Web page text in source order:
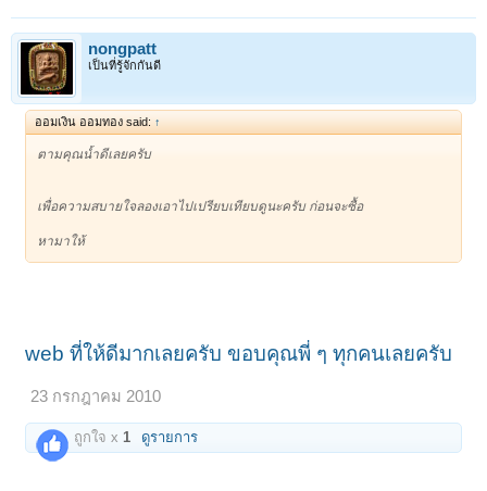
nongpatt
เป็นที่รู้จักกันดี
ออมเงิน ออมทอง said: ↑
ตามคุณน้ำดีเลยครับ
เพื่อความสบายใจลองเอาไปเปรียบเทียบดูนะครับ ก่อนจะซื้อ
หามาให้
web ที่ให้ดีมากเลยครับ ขอบคุณพี่ ๆ ทุกคนเลยครับ
23 กรกฎาคม 2010
ถูกใจ x 1 ดูรายการ